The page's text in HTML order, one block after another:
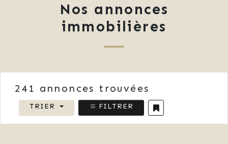
Nos annonces
immobilières
241 annonces trouvées
TRIER FILTRER